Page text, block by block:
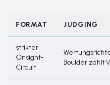
FORMAT JUDGING
strikter
Onsight-
Circuit
Boulder zählt